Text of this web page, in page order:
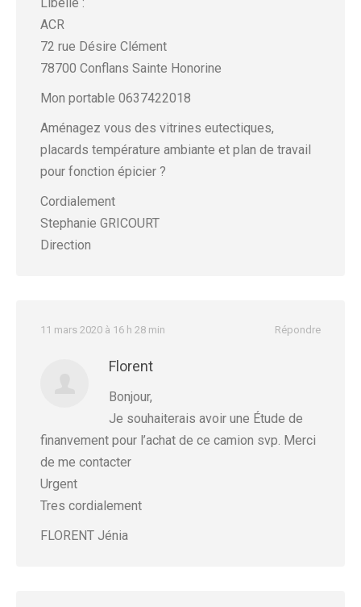
ACR
72 rue Désire Clément
78700 Conflans Sainte Honorine
Mon portable 0637422018
Aménagez vous des vitrines eutectiques,
placards température ambiante et plan de travail
pour fonction épicier ?
Cordialement
Stephanie GRICOURT
Direction
Répondre
11 mars 2020 à 16 h 28 min
Florent
Bonjour,
Je souhaiterais avoir une Étude de
finanvement pour l’achat de ce camion svp. Merci
de me contacter
Urgent
Tres cordialement
FLORENT Jénia